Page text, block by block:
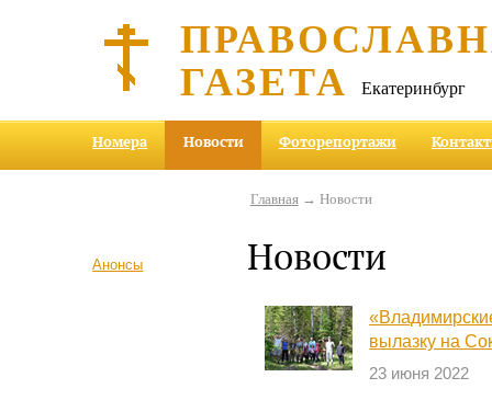
ГАЗЕТА Екатеринбург
Номера Новости Фоторепортажи
Анонсы
Главная→ Новости
Новости
вылазку на
23 июня 2022